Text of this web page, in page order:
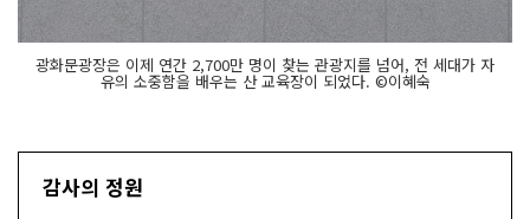
광화문광장은 이제 연간 2,700만 명이 찾는 관광지를 넘어, 전 세대가 자
유의 소중함을 배우는 산 교육장이 되었다. ©이혜숙
감사의 정원